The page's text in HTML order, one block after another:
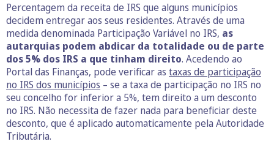
Percentagem da receita de IRS que alguns municípios
decidem entregar aos seus residentes. Através de uma
medida denominada Participação Variável no IRS, as
autarquias podem abdicar da totalidade ou de parte
dos 5% dos IRS a que tinham direito. Acedendo ao
Portal das Finanças, pode verificar as taxas de participação
no IRS dos municípios – se a taxa de participação no IRS no
seu concelho for inferior a 5%, tem direito a um desconto
no IRS. Não necessita de fazer nada para beneficiar deste
desconto, que é aplicado automaticamente pela Autoridade
Tributária.